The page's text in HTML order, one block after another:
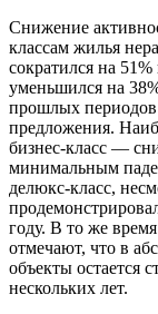
Снижение
классам жилья
сократился на
уменьшился на
прошлых
предложения.
бизнес-класс —
минимальным
делюкс-класс,
году. В то же
отмечают, что в
объекты остается
нескольких лет.